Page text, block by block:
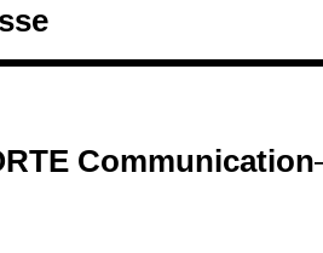
Communication